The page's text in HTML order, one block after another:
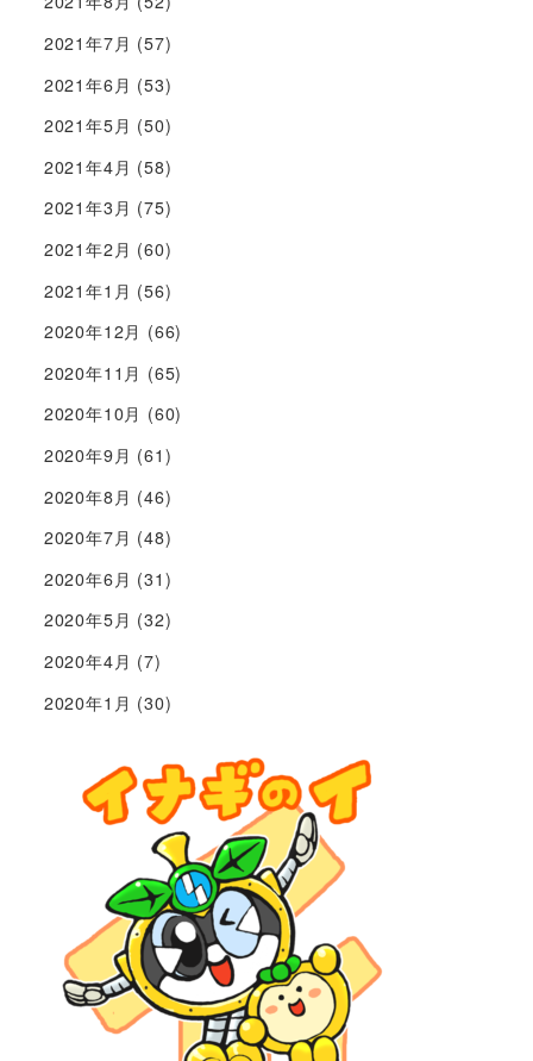
2021年7月 (57)
2021年6月 (53)
2021年5月 (50)
2021年4月 (58)
2021年3月 (75)
2021年2月 (60)
2021年1月 (56)
2020年12月 (66)
2020年11月 (65)
2020年10月 (60)
2020年9月 (61)
2020年8月 (46)
2020年7月 (48)
2020年6月 (31)
2020年5月 (32)
2020年4月 (7)
2020年1月 (30)